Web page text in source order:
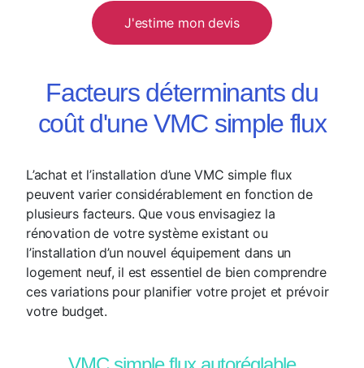
J'estime mon devis
Facteurs déterminants du
coût d'une VMC simple flux
L’achat et l’installation d’une VMC simple flux
peuvent varier considérablement en fonction de
plusieurs facteurs. Que vous envisagiez la
rénovation de votre système existant ou
l’installation d’un nouvel équipement dans un
logement neuf, il est essentiel de bien comprendre
ces variations pour planifier votre projet et prévoir
votre budget.